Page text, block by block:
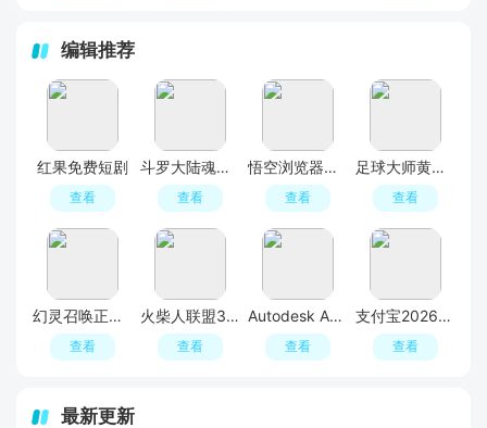
编辑推荐
红果免费短剧
查看
斗罗大陆魂师对决官服
查看
悟空浏览器免费追剧APP官方版
查看
足球大师黄金一代手游
查看
幻灵召唤正版手游
查看
火柴人联盟3官方正版
查看
Autodesk AutoCAD 2023破解版
查看
支付宝2026最新版本
查看
最新更新